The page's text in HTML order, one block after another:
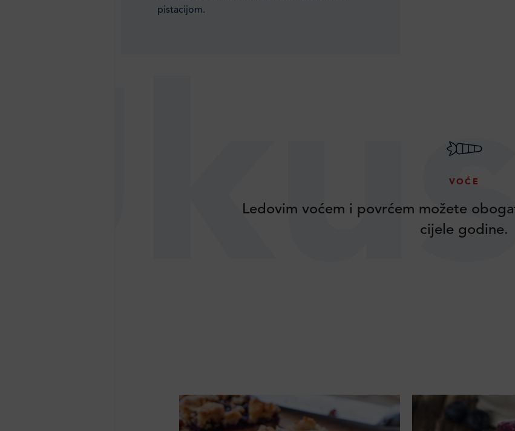
pistacijom.
VOĆE
Ledovim voćem i povrćem možete
cijele godine.